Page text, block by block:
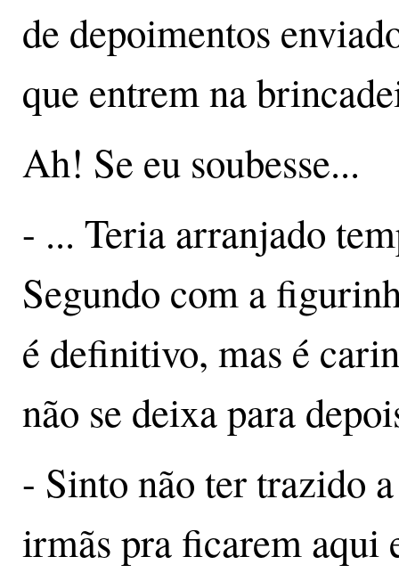
de depoimentos
que entrem na
Ah! Se eu soubesse...
- ... Teria arranjado
Segundo com a
é definitivo, mas é
não se deixa para
- Sinto não ter trazido
irmãs pra ficarem aqui